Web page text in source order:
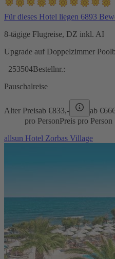
Für dieses Hotel liegen 6893
8-tägige Flugreise, DZ inkl. AI
Upgrade auf Doppelzimmer
253504Bestellnr.:
Pauschalreise
Alter Preisab €833,- ab €
pro PersonPreis pro Person
allsun Hotel Zorbas Village